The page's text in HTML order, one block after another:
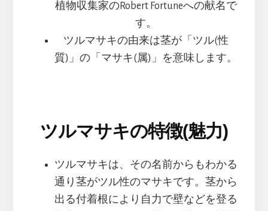
植物収集家のRobert Fortuneへの献名で
す。
ツルマサキの由来は茎が「ツル(性
質)」の「マサキ(属)」を意味します。
ツルマサキの特徴(魅力)
ツルマサキは、その名前からもわかる
通り茎がツル性のマサキです。茎から
出る付着根により自力で壁などを登る